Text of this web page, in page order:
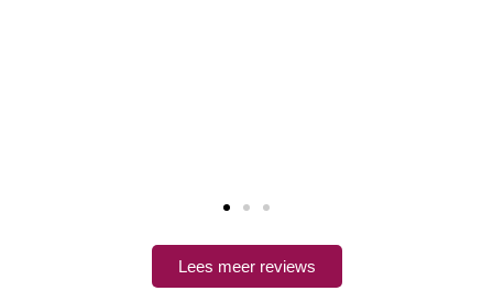
Lees meer reviews